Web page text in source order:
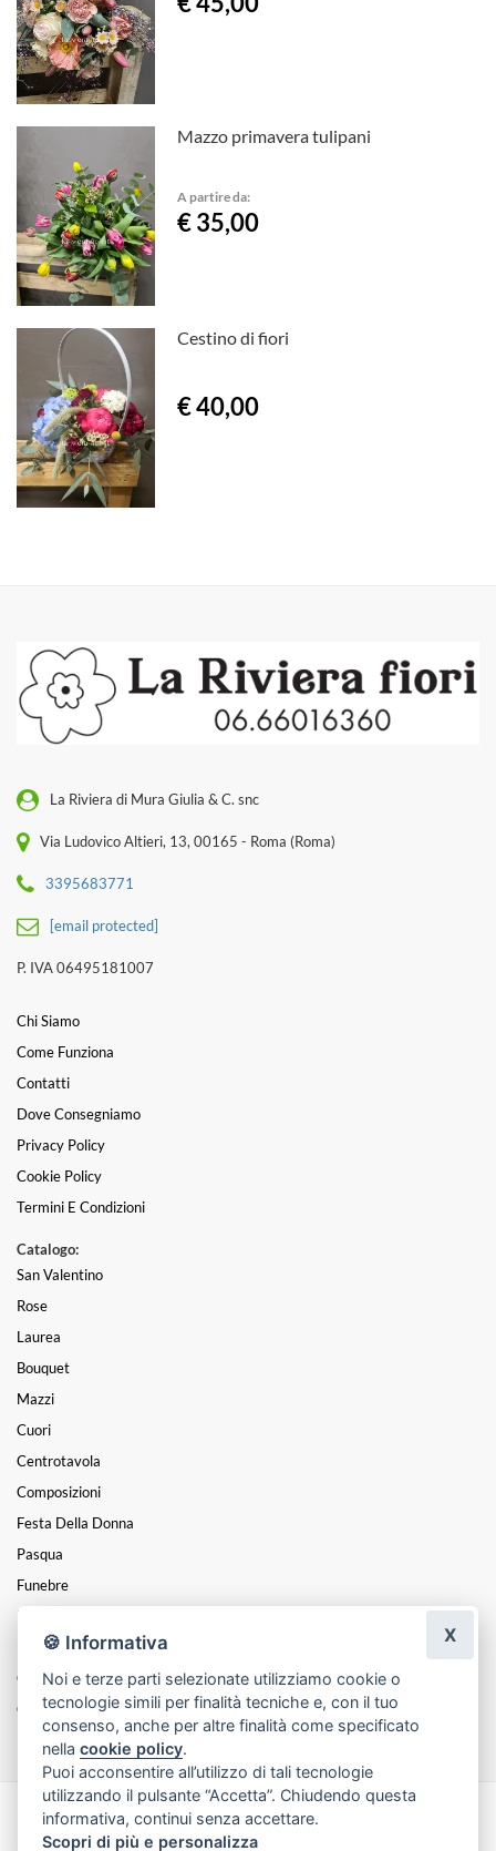
Mazzo primavera tulipani
A partire da:
€ 35,00
Cestino di fiori
€ 40,00
La Riviera di Mura Giulia & C. snc
Via Ludovico Altieri, 13, 00165 - Roma (Roma)
3395683771
[email protected]
P. IVA 06495181007
Chi Siamo
Come Funziona
Contatti
Dove Consegniamo
Privacy Policy
Cookie Policy
Termini E Condizioni
Catalogo:
San Valentino
Rose
Laurea
Bouquet
Mazzi
Cuori
Centrotavola
Composizioni
Festa Della Donna
Pasqua
Funebre
Festa Della Mamma
Piante
Coroncine
Cesti
Made with byInfoser.it- Realizzazione Siti ecommerce per Fioristi
2026
🍪 Informativa
Noi e terze parti selezionate utilizziamo cookie o
tecnologie simili per finalità tecniche e, con il tuo
consenso, anche per altre finalità come specificato
nellacookie policy.
Puoi acconsentire all’utilizzo di tali tecnologie
utilizzando il pulsante “Accetta”. Chiudendo questa
informativa, continui senza accettare.
Scopri di più e personalizza
X